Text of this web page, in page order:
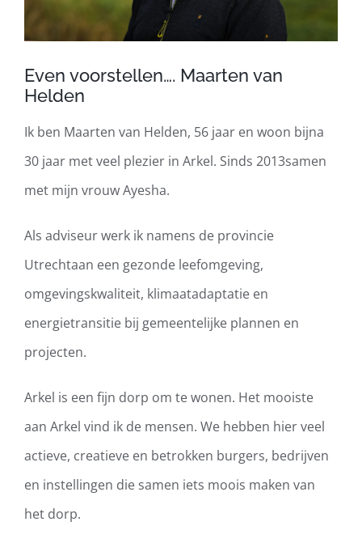
Even voorstellen…. Maarten van
Helden
Ik ben Maarten van Helden, 56 jaar en woon bijna
30 jaar met veel plezier in Arkel. Sinds 2013samen
met mijn vrouwAyesha.
Als adviseurwerkik namens de provincie
Utrechtaan een gezonde leefomgeving,
omgevingskwaliteit, klimaatadaptatie en
energietransitie bij gemeentelijke plannen en
projecten.
Arkel is een fijn dorp om te wonen. Het mooiste
aan Arkel vind ik de mensen. We hebben hier veel
actieve, creatieve en betrokken burgers, bedrijven
en instellingen die samen iets moois maken van
het dorp.